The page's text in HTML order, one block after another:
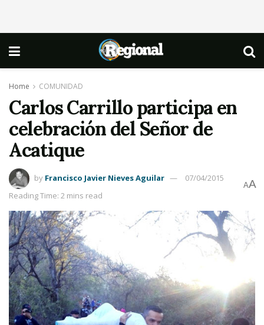
Home COMUNIDAD
Carlos Carrillo participa en
celebración del Señor de
Acatique
by Francisco Javier Nieves Aguilar
07/04/2015
Reading Time: 2 mins read
AA